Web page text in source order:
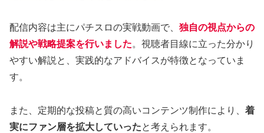
配信内容は主にパチスロの実戦動画で、 独自の視点からの
解説や戦略提案を行いました。視聴者目線に立った分かり
やすい解説と、実践的なアドバイスが特徴となっていま
す。
また、定期的な投稿と質の高いコンテンツ制作により、 着
実にファン層を拡大していったと考えられます。